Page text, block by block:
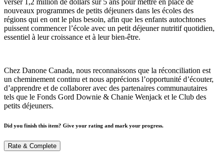
nouveaux programmes de petits déjeuners dans les écoles des
régions qui en ont le plus besoin, afin que les enfants autochtones
puissent commencer l’école avec un petit déjeuner nutritif quotidien,
essentiel à leur croissance et à leur bien-être.
Chez Danone Canada, nous reconnaissons que la réconciliation est
un cheminement continu et nous apprécions l’opportunité d’écouter,
d’apprendre et de collaborer avec des partenaires communautaires
tels que le Fonds Gord Downie & Chanie Wenjack et le Club des
petits déjeuners.
Did you finish this item? Give your rating and mark your progress.
Rate & Complete